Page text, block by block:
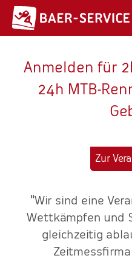
Anmelden für
24h MTB-
Zur
"Wir sind eine
Wettkämpfen und
gleichzeitig